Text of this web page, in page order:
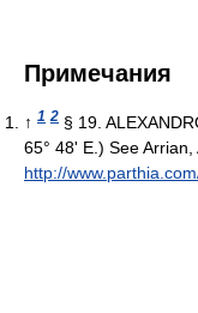
Примечания
↑ 1 2 § 19.
65° 48' E.) See Arrian,
http://